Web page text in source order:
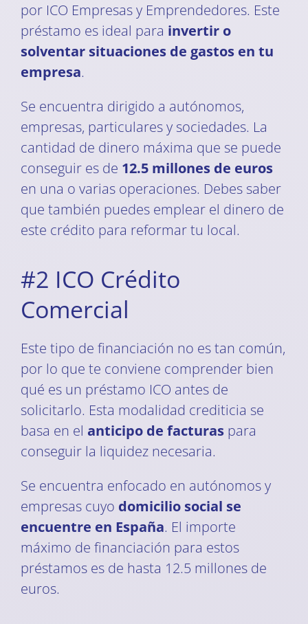
por ICO Empresas y Emprendedores. Este
préstamo es ideal para invertir o
solventar situaciones de gastos en tu
empresa.
Se encuentra dirigido a autónomos,
empresas, particulares y sociedades. La
cantidad de dinero máxima que se puede
conseguir es de 12.5 millones de euros
en una o varias operaciones. Debes saber
que también puedes emplear el dinero de
este crédito para reformar tu local.
#2 ICO Crédito
Comercial
Este tipo de financiación no es tan común,
por lo que te conviene comprender bien
qué es un préstamo ICO antes de
solicitarlo. Esta modalidad crediticia se
basa en el anticipo de facturaspara
conseguir la liquidez necesaria.
Se encuentra enfocado en autónomos y
empresas cuyo domicilio social se
encuentre en España. El importe
máximo de financiación para estos
préstamos es de hasta 12.5 millones de
euros.